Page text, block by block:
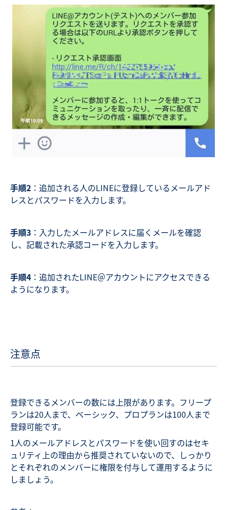
手順2 ：追加される人のLINEに登録しているメールアド
レスとパスワードを入力します。
手順3 ：入力したメールアドレスに届くメールを確認
し、記載された承認コードを入力します。
手順4 ：追加されたLINE＠アカウントにアクセスできる
ようになります。
注意点
登録できるメンバーの数には上限があります。フリープ
ランは20人まで、ベーシック、プロプランは100人まで
登録可能です。
1人のメールアドレスとパスワードを使い回すのはセキ
ュリティ上の理由から推奨されていないので、しっかり
とそれぞれのメンバーに権限を付与して運用するように
しましょう。